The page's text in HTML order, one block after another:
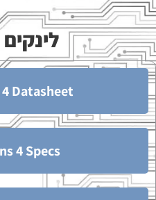
לינקים
4 Datasheet
4 Specs